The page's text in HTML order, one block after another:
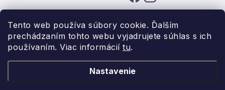
Tento web používa súbory cookie. Ďalším
prechádzaním tohto webu vyjadrujete súhlas s ich
používaním. Viac informácií tu.
Nastavenie
- pre domov s láskou.